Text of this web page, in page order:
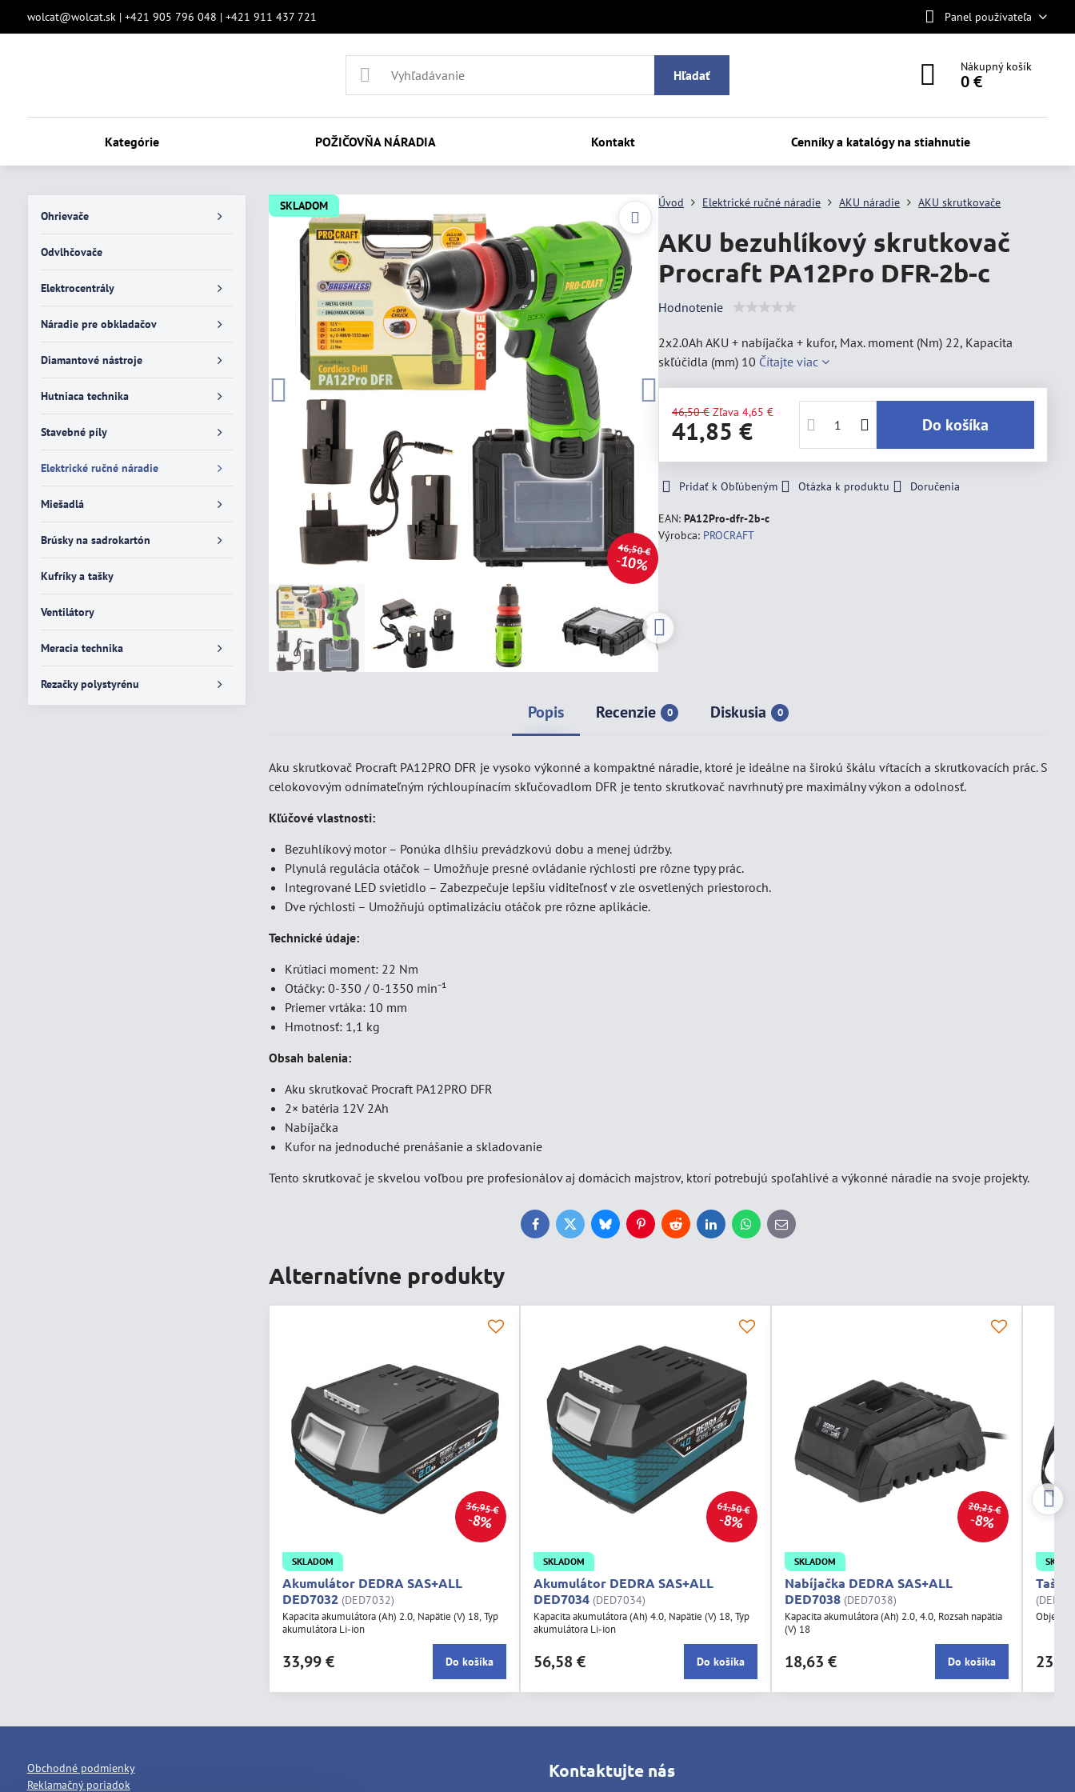
wolcat@wolcat.sk | +421 905 796 048 | +421 911 437 721 Panel používateľa
Hľadať
Nákupný košík
0 €
Kategórie POŽIČOVŇA NÁRADIA Kontakt Cenníky a katalógy na stiahnutie
SKLADOM
46,50 €
10%
Úvod Elektrické ručné náradie AKU náradie AKU skrutkovače
AKU bezuhlíkový skrutkovač
Procraft PA12Pro DFR-2b-c
Hodnotenie
2x2.0Ah AKU + nabíjačka + kufor, Max. moment (Nm) 22, Kapacita
skľúčidla (mm) 10 Čítajte viac
46,50 € Zľava 4,65 €
41,85 € Do košíka
Pridať k Obľúbeným Otázka k produktu Doručenia
EAN:PA12Pro-dfr-2b-c
Výrobca: PROCRAFT
Popis Recenzie 0 Diskusia 0
Aku skrutkovač Procraft PA12PRO DFR je vysoko výkonné a kompaktné náradie, ktoré je ideálne na širokú škálu vŕtacích a skrutkovacích prác. S
celokovovým odnímateľným rýchloupínacím skľučovadlom DFR je tento skrutkovač navrhnutý pre maximálny výkon a odolnosť.
Kľúčové vlastnosti:
Bezuhlíkový motor – Ponúka dlhšiu prevádzkovú dobu a menej údržby.
Plynulá regulácia otáčok – Umožňuje presné ovládanie rýchlosti pre rôzne typy prác.
Integrované LED svietidlo – Zabezpečuje lepšiu viditeľnosť v zle osvetlených priestoroch.
Dve rýchlosti – Umožňujú optimalizáciu otáčok pre rôzne aplikácie.
Technické údaje:
Krútiaci moment: 22 Nm
Otáčky: 0-350 / 0-1350 min⁻¹
Priemer vrtáka: 10 mm
Hmotnosť: 1,1 kg
Obsah balenia:
Aku skrutkovač Procraft PA12PRO DFR
2× batéria 12V 2Ah
Nabíjačka
Kufor na jednoduché prenášanie a skladovanie
Tento skrutkovač je skvelou voľbou pre profesionálov aj domácich majstrov, ktorí potrebujú spoľahlivé a výkonné náradie na svoje projekty.
FacebookTwitterBlueskyPinterestRedditLinkedInWhatsApp
E-
mail
Alternatívne produkty
36,95 €
8%
SKLADOM
Akumulátor DEDRA SAS+ALL
DED7032 (DED7032)
Kapacita akumulátora (Ah) 2.0, Napätie (V) 18, Typ
akumulátora Li-ion
33,99 € Do košíka
61,50 €
8%
SKLADOM
Akumulátor DEDRA SAS+ALL
DED7034 (DED7034)
Kapacita akumulátora (Ah) 4.0, Napätie (V) 18, Typ
akumulátora Li-ion
56,58 € Do košíka
20,25 €
8%
SKLADOM
Nabíjačka DEDRA SAS+ALL
DED7038 (DED7038)
Kapacita akumulátora (Ah) 2.0, 4.0, Rozsah napätia
(V) 18
18,63 € Do košíka
Objem:
Ohrievače
Odvlhčovače
Elektrocentrály
Náradie pre obkladačov
Diamantové nástroje
Hutniaca technika
Stavebné píly
Elektrické ručné náradie
Miešadlá
Brúsky na sadrokartón
Kufríky a tašky
Ventilátory
Meracia technika
Rezačky polystyrénu
Obchodné podmienky
Reklamačný poriadok
Kontaktujte nás